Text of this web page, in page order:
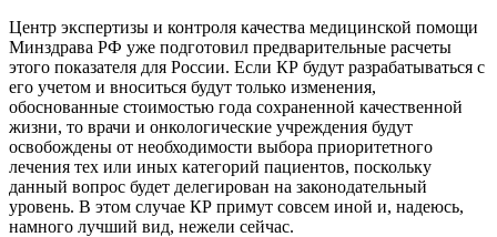
Центр экспертизы и контроля качества медицинской помощи
Минздрава РФ уже подготовил предварительные расчеты
этого показателя для России. Если КР будут разрабатываться с
его учетом и вноситься будут только изменения,
обоснованные стоимостью года сохраненной качественной
жизни, то врачи и онкологические учреждения будут
освобождены от необходимости выбора приоритетного
лечения тех или иных категорий пациентов, поскольку
данный вопрос будет делегирован на законодательный
уровень. В этом случае КР примут совсем иной и, надеюсь,
намного лучший вид, нежели сейчас.